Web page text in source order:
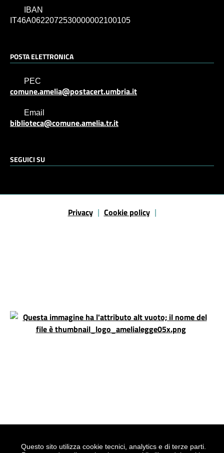
Questo sito utilizza cookie tecnici, analytics e di terze parti.
IBAN
IT46A0622072530000002100105
POSTA ELETTRONICA
PEC
comune.amelia@postacert.umbria.it
Email
biblioteca@comune.amelia.tr.it
SEGUICI SU
Sezione Link Utili
Privacy Cookie policy
Realizzato conWordPress |Tema grafico ItaliaWP2 |